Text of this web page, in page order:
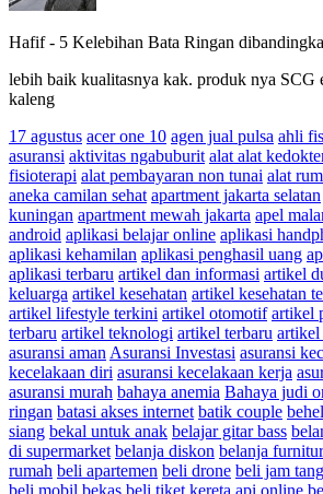
Hafif- 5 Kelebihan Bata Ringan
lebih baik kualitasnya kak. produk nya SCG
kaleng
17 agustus acer one 10 agen jual pulsa ahli
asuransi aktivitas ngabuburit alat alat
fisioterapi alat pembayaran non tunai alat
aneka camilan sehat apartment jakarta selatan
kuningan apartment mewah jakarta apel
android aplikasi belajar online aplikasi
aplikasi kehamilan aplikasi penghasil uang
aplikasi terbaru artikel dan informasi artikel
keluarga artikel kesehatan artikel kesehatan
artikel lifestyle terkini artikel otomotif artikel
terbaru artikel teknologi artikel terbaru
asuransi amanAsuransi Investasi asuransi
kecelakaan diri asuransi kecelakaan kerja
asuransi murah bahaya anemia Bahaya judi
ringan batasi akses internet batik couple
siang bekal untuk anak belajar gitar bass
di supermarket belanja diskon belanja
rumah beli apartemen beli drone beli jam